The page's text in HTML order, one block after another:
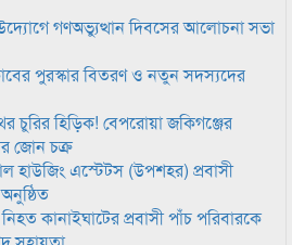
গণঅভ্যুত্থান দিবসের আলোচনা সভা
পুরস্কার বিতরণ ও নতুন সদস্যদের
চুরির হিড়িক! বেপরোয়া জকিগঞ্জের
জোন চক্র
হাউজিং এস্টেটস (উপশহর) প্রবাসী
কানাইঘাটের প্রবাসী পাঁচ পরিবারকে